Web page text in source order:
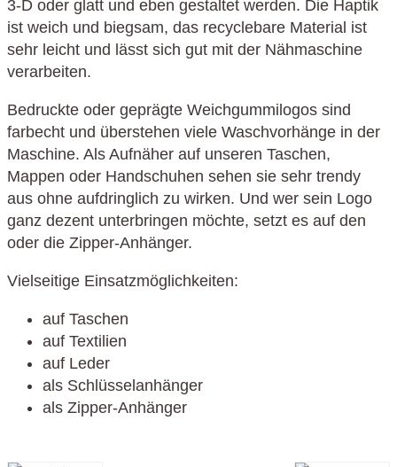
3-D oder glatt und eben gestaltet werden. Die Haptik
ist weich und biegsam, das recyclebare Material ist
sehr leicht und lässt sich gut mit der Nähmaschine
verarbeiten.
Bedruckte oder geprägte Weichgummilogos sind
farbecht und überstehen viele Waschvorhänge in der
Maschine. Als Aufnäher auf unseren Taschen,
Mappen oder Handschuhen sehen sie sehr trendy
aus ohne aufdringlich zu wirken. Und wer sein Logo
ganz dezent unterbringen möchte, setzt es auf den
oder die Zipper-Anhänger.
Vielseitige Einsatzmöglichkeiten:
auf Taschen
auf Textilien
auf Leder
als Schlüsselanhänger
als Zipper-Anhänger